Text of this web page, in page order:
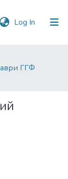
Log In (current)
ГГФ